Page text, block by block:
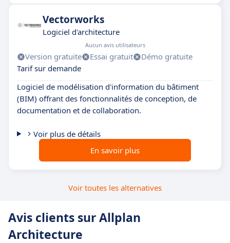
Vectorworks
Logiciel d'architecture
Aucun avis utilisateurs
Version gratuite Essai gratuit
Démo gratuite
Tarif sur demande
Logiciel de modélisation d'information du bâtiment
(BIM) offrant des fonctionnalités de conception, de
documentation et de collaboration.
Voir plus de détails
En savoir plus
Voir toutes les alternatives
Avis clients sur Allplan
Architecture